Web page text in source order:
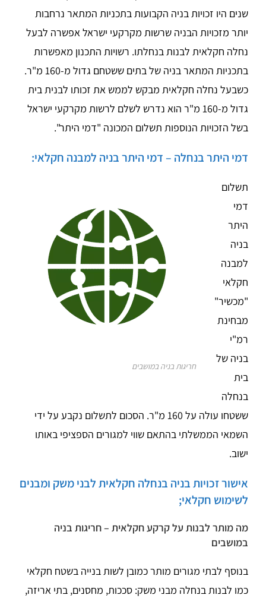
שנים היו זכויות בניה הקבועות בתכניות המתאר נרחבות
יותר מזכויות הבניה שרשות מקרקעי ישראל אפשרה לבעל
נחלה חקלאית לבנות בנחלתו. רשויות התכנון מאפשרות
בתכניות המתאר בניה של בתים ששטחם גדול מ-160 מ"ר.
כשבעל נחלה חקלאית מבקש לממש את זכותו לבנית בית
גדול מ-160 מ"ר הוא נדרש לשלם לרשות מקרקעי ישראל
בשל הזכויות הנוספות תשלום המכונה "דמי היתר".
דמי היתר בנחלה – דמי היתר בניה למבנה חקלאי:
חריגות בניה במושבים
תשלום
דמי
היתר
בניה
למבנה
חקלאי
"מכשיר"
מבחינת
רמ"י
בניה של
בית
בנחלה
ששטחו עולה על 160 מ"ר. הסכום לתשלום נקבע על ידי
השמאי הממשלתי בהתאם שווי למגורים הספציפי באותו
ישוב.
אישור זכויות בניה בנחלה חקלאית לבני משק ומבנים
לשימוש חקלאי;
מה מותר לבנות על קרקע חקלאית – חריגות בניה
במושבים
בנוסף לבתי מגורים מותר כמובן לשות בנייה בשטח חקלאי
כמו לבנות בנחלה מבני משק: סככות, מחסנים, בתי אריזה,